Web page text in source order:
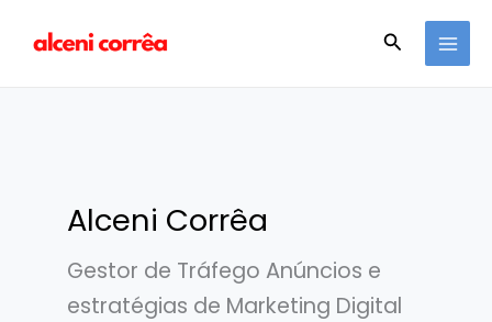
para
Pesquisar
Alceni Corrêa
Gestor de Tráfego Anúncios e
estratégias de Marketing Digital